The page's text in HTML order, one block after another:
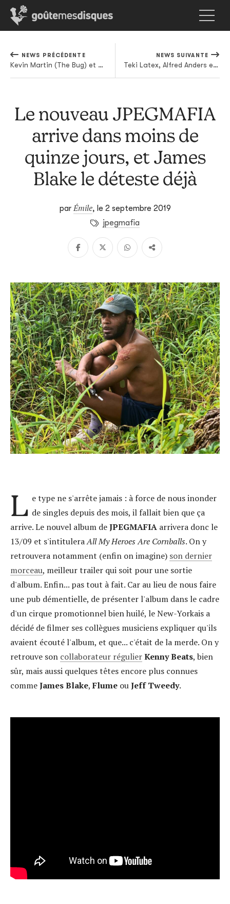
NEWS PRÉCÉDENTE
Kevin Martin (The Bug) et Justin Broadrick (Godflesh) annoncent leur album pour Relapse
NEWS SUIVANTE
Teki Latex, Alfred Anders et Habibi Funk : trois mixes pour prolonger le farniente
Le nouveau JPEGMAFIA
arrive dans moins de
quinze jours, et James
Blake le déteste déjà
parÉmile, le 2 septembre 2019
jpegmafia
L e type ne s'arrête jamais : à force de nous inonder
de singles depuis des mois, il fallait bien que ça
arrive. Le nouvel album deJPEGMAFIA arrivera donc le
13/09 et s'intituleraAll My Heroes Are Cornballs. On y
retrouvera notamment (enfin on imagine) son dernier
morceau, meilleur trailer qui soit pour une sortie
d'album. Enfin... pas tout à fait. Car au lieu de nous faire
une pub démentielle, de présenter l'album dans le cadre
d'un cirque promotionnel bien huilé, le New-Yorkais a
décidé de filmer ses collègues musiciens expliquer qu'ils
avaient écouté l'album, et que... c'était de la merde. On y
retrouve son collaborateur régulierKenny Beats, bien
sûr, mais aussi quelques têtes encore plus connues
commeJames Blake,Flume ouJeff Tweedy.